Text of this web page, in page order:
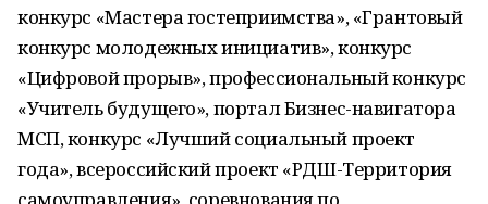
конкурс «Мастера гостеприимства», «Грантовый
конкурс молодежных инициатив», конкурс
«Цифровой прорыв», профессиональный конкурс
«Учитель будущего», портал Бизнес-навигатора
МСП, конкурс «Лучший социальный проект
года», всероссийский проект «РДШ-Территория